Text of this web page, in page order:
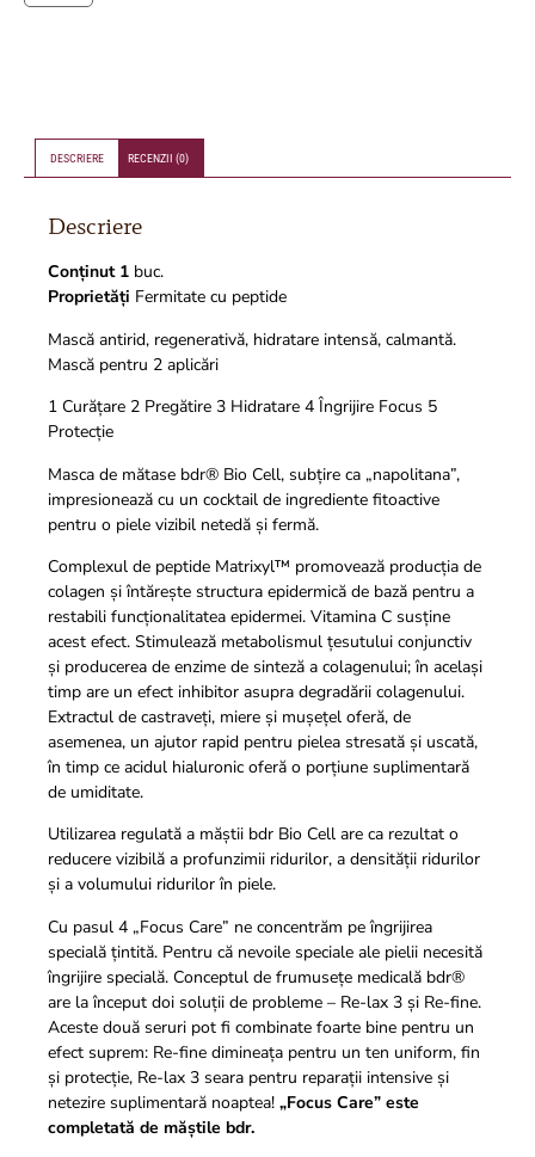
DESCRIERE RECENZII (0)
Descriere
Conținut 1 buc.
Proprietăți Fermitate cu peptide
Mască antirid, regenerativă, hidratare intensă, calmantă.
Mască pentru 2 aplicări
1 Curățare 2 Pregătire 3 Hidratare 4 Îngrijire Focus 5
Protecție
Masca de mătase bdr® Bio Cell, subțire ca „napolitana”,
impresionează cu un cocktail de ingrediente fitoactive
pentru o piele vizibil netedă și fermă.
Complexul de peptide Matrixyl™ promovează producția de
colagen și întărește structura epidermică de bază pentru a
restabili funcționalitatea epidermei. Vitamina C susține
acest efect. Stimulează metabolismul țesutului conjunctiv
și producerea de enzime de sinteză a colagenului; în același
timp are un efect inhibitor asupra degradării colagenului.
Extractul de castraveți, miere și mușețel oferă, de
asemenea, un ajutor rapid pentru pielea stresată și uscată,
în timp ce acidul hialuronic oferă o porțiune suplimentară
de umiditate.
Utilizarea regulată a măștii bdr Bio Cell are ca rezultat o
reducere vizibilă a profunzimii ridurilor, a densității ridurilor
și a volumului ridurilor în piele.
Cu pasul 4 „Focus Care” ne concentrăm pe îngrijirea
specială țintită. Pentru că nevoile speciale ale pielii necesită
îngrijire specială. Conceptul de frumusețe medicală bdr®
are la început doi soluții de probleme – Re-lax 3 și Re-fine.
Aceste două seruri pot fi combinate foarte bine pentru un
efect suprem: Re-fine dimineața pentru un ten uniform, fin
și protecție, Re-lax 3 seara pentru reparații intensive și
netezire suplimentară noaptea! „Focus Care” este
completată de măștile bdr.